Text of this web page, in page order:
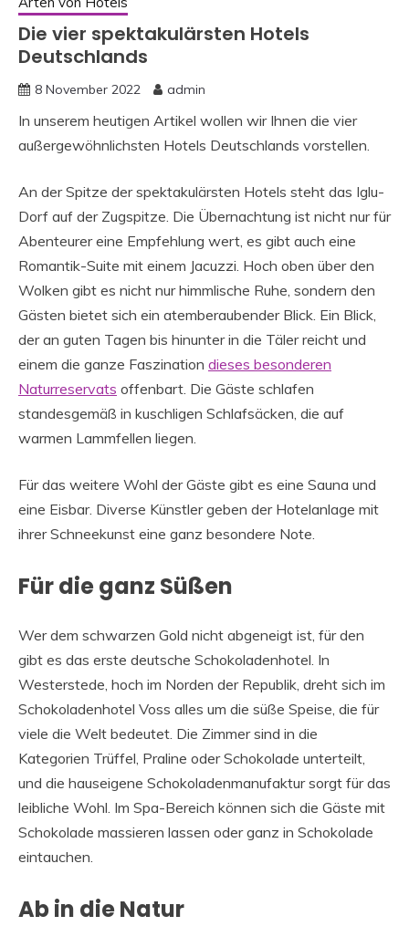
Die vier spektakulärsten Hotels
Deutschlands
8 November 2022 admin
In unserem heutigen Artikel wollen wir Ihnen die vier
außergewöhnlichsten Hotels Deutschlands vorstellen.
An der Spitze der spektakulärsten Hotels steht das Iglu-
Dorf auf der Zugspitze. Die Übernachtung ist nicht nur für
Abenteurer eine Empfehlung wert, es gibt auch eine
Romantik-Suite mit einem Jacuzzi. Hoch oben über den
Wolken gibt es nicht nur himmlische Ruhe, sondern den
Gästen bietet sich ein atemberaubender Blick. Ein Blick,
der an guten Tagen bis hinunter in die Täler reicht und
einem die ganze Faszination dieses besonderen
Naturreservats offenbart. Die Gäste schlafen
standesgemäß in kuschligen Schlafsäcken, die auf
warmen Lammfellen liegen.
Für das weitere Wohl der Gäste gibt es eine Sauna und
eine Eisbar. Diverse Künstler geben der Hotelanlage mit
ihrer Schneekunst eine ganz besondere Note.
Für die ganz Süßen
Wer dem schwarzen Gold nicht abgeneigt ist, für den
gibt es das erste deutsche Schokoladenhotel. In
Westerstede, hoch im Norden der Republik, dreht sich im
Schokoladenhotel Voss alles um die süße Speise, die für
viele die Welt bedeutet. Die Zimmer sind in die
Kategorien Trüffel, Praline oder Schokolade unterteilt,
und die hauseigene Schokoladenmanufaktur sorgt für das
leibliche Wohl. Im Spa-Bereich können sich die Gäste mit
Schokolade massieren lassen oder ganz in Schokolade
eintauchen.
Ab in die Natur